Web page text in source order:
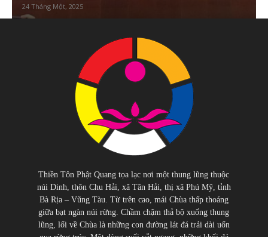
24 Tháng Một, 2025
Thiền Tôn Phật Quang tọa lạc nơi một thung lũng thuộc
núi Dinh, thôn Chu Hải, xã Tân Hải, thị xã Phú Mỹ, tỉnh
Bà Rịa – Vũng Tàu. Từ trên cao, mái Chùa thấp thoáng
giữa bạt ngàn núi rừng. Chầm chậm thả bộ xuống thung
lũng, lối về Chùa là những con đường lát đá trải dài uốn